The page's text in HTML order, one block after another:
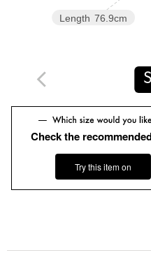
を育み愛情を生んでいきます。
大切な一着を人から人へ繋いで
※商品に「取り扱い上の注意書
場合は、使用前に必ずご確認く
※商品画像は、光の当たり具合
ご了承ください。
※商品の色味の目安は、商品単
店舗へお問い合わせの際は、
Length 76.9cm
Check the
Try this item on